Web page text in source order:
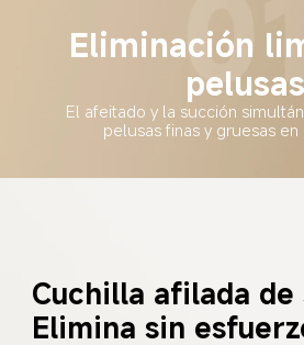
Eliminación
pelusas
El afeitado y la succión
pelusas finas y gruesas en
Cuchilla afilada de
Elimina sin